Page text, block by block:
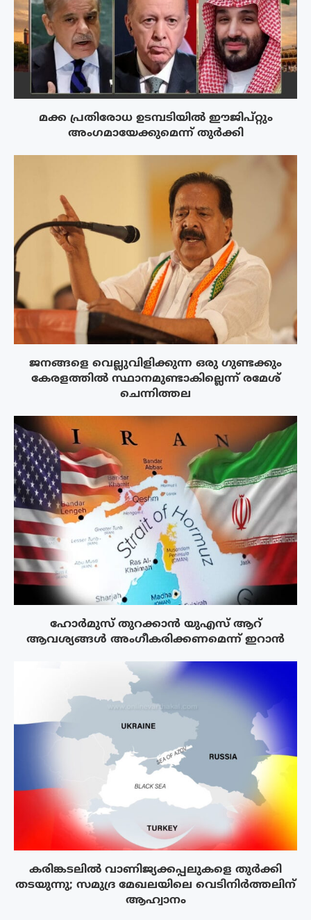
മക്ക പ്രതിരോധ ഉടമ്പടിയിൽ ഈജിപ്റ്റും
അംഗമായേക്കുമെന്ന് തുർക്കി
ജനങ്ങളെ വെല്ലുവിളിക്കുന്ന ഒരു ഗുണ്ടക്കും
കേരളത്തിൽ സ്ഥാനമുണ്ടാകില്ലെന്ന് രമേശ്
ചെന്നിത്തല
ഹോർമുസ് തുറക്കാൻ യുഎസ് ആറ്
ആവശ്യങ്ങൾ അംഗീകരിക്കണമെന്ന് ഇറാൻ
കരിങ്കടലിൽ വാണിജ്യക്കപ്പലുകളെ തുർക്കി
തടയുന്നു; സമുദ്ര മേഖലയിലെ വെടിനിർത്തലിന്
ആഹ്വാനം